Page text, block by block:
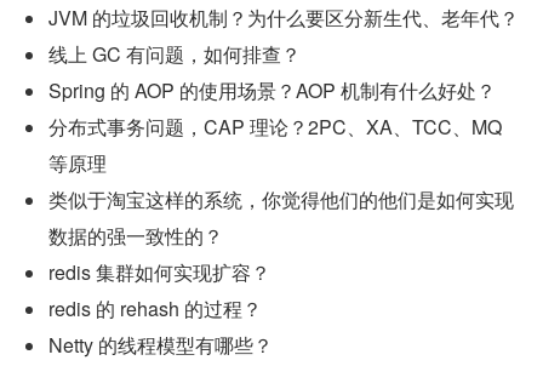
JVM 的垃圾回收机制？为什么要区分新生代、老年代？
线上 GC 有问题，如何排查？
Spring 的 AOP 的使用场景？AOP 机制有什么好处？
分布式事务问题，CAP 理论？2PC、XA、TCC、MQ
等原理
类似于淘宝这样的系统，你觉得他们的他们是如何实现
数据的强一致性的？
redis 集群如何实现扩容？
redis 的 rehash 的过程？
Netty 的线程模型有哪些？